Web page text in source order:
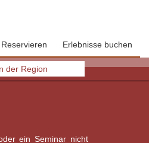
Reservieren Erlebnisse buchen
der Region Next